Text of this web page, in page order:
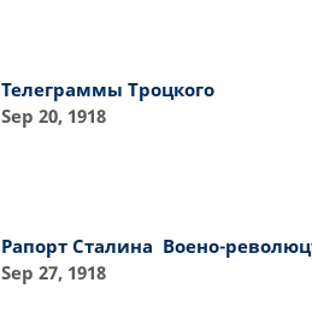
Телеграммы Троцкого
Sep 20, 1918
Рапорт Сталина Воено-
Sep 27, 1918